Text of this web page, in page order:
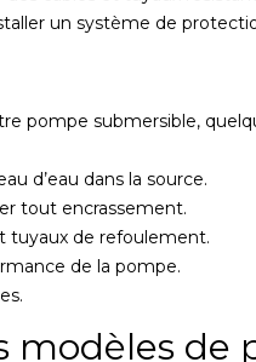
un système de
pompe submersible,
d’eau dans la source.
tout encrassement.
tuyaux de refoulement.
de la pompe.
modèles de